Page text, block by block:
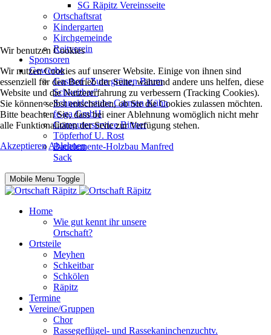
SG Räpitz Vereinsseite
Ortschaftsrat
Kindergarten
Kirchgemeinde
Reitverein
Sponsoren
Gewerbe
Gasthof "Zum grünen Baum
Schkeitbar"
Schneiderstube Carmen Kühn
fe-ga GmbH
Computerservice Bittner
Töpferhof U. Rost
Bauelemente-Holzbau Manfred
Sack
Mobile Menu Toggle
Home
Wie gut kennt ihr unsere
Ortschaft?
Ortsteile
Meyhen
Schkeitbar
Schkölen
Räpitz
Termine
Vereine/Gruppen
Chor
Rassegeflügel- und Rassekaninchenzuchtv.
Wir benutzen Cookies
Wir nutzen Cookies auf unserer Website. Einige von ihnen sind
essenziell für den Betrieb der Seite, während andere uns helfen, diese
Website und die Nutzererfahrung zu verbessern (Tracking Cookies).
Sie können selbst entscheiden, ob Sie die Cookies zulassen möchten.
Bitte beachten Sie, dass bei einer Ablehnung womöglich nicht mehr
alle Funktionalitäten der Seite zur Verfügung stehen.
Akzeptieren Ablehnen